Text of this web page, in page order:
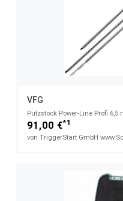
VFG
Putzstock Power-Line Profi
91,00 €*1
von TriggerStart GmbH